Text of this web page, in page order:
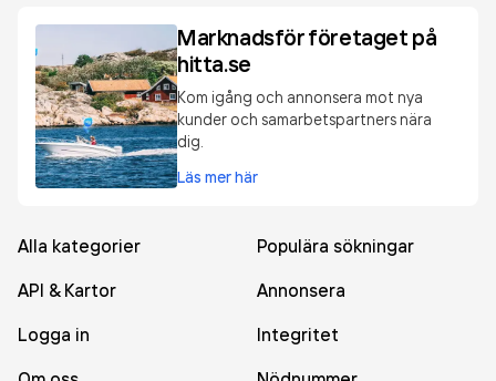
Marknadsför företaget på
hitta.se
Kom igång och annonsera mot nya
kunder och samarbetspartners nära
dig.
Läs mer här
Alla kategorier
Populära sökningar
API & Kartor
Annonsera
Logga in
Integritet